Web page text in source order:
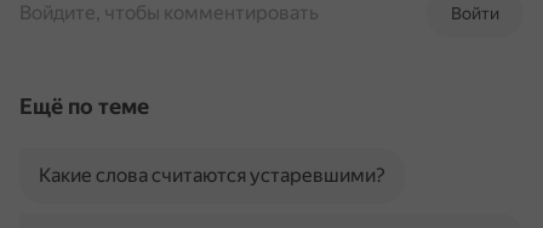
Войти
Войдите, чтобы комментировать
Ещё по теме
Какие слова считаются устаревшими?